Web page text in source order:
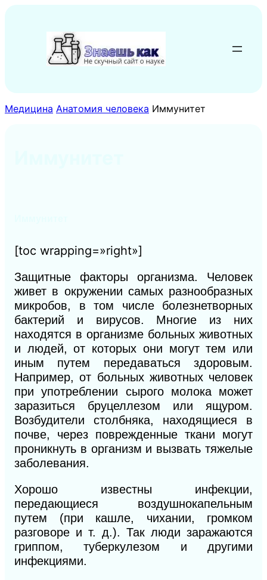
содержимому
Медицина Анатомия человека Иммунитет
[toc wrapping=»right»]
Защитные факторы организма. Человек
живет в окружении самых разнообразных
микробов, в том числе болезнетворных
бактерий и вирусов. Многие из них
находятся в организме больных животных
и людей, от которых они могут тем или
иным путем передаваться здоровым.
Например, от больных животных человек
при употреблении сырого молока может
заразиться бруцеллезом или ящуром.
Возбудители столбняка, находящиеся в
почве, через поврежденные ткани могут
проникнуть в организм и вызвать тяжелые
заболевания.
Хорошо известны инфекции,
передающиеся воздушнокапельным
путем (при кашле, чихании, громком
разговоре и т. д.). Так люди заражаются
гриппом, туберкулезом и другими
инфекциями.